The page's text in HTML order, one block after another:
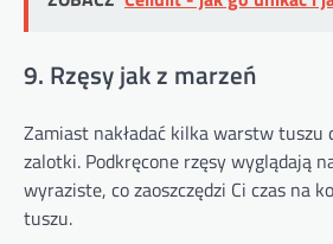
9. Rzęsy jak z marzeń
Zamiast nakładać kilka warstw tuszu
zalotki. Podkręcone rzęsy wyglądają
wyraziste, co zaoszczędzi Ci czas na
tuszu.